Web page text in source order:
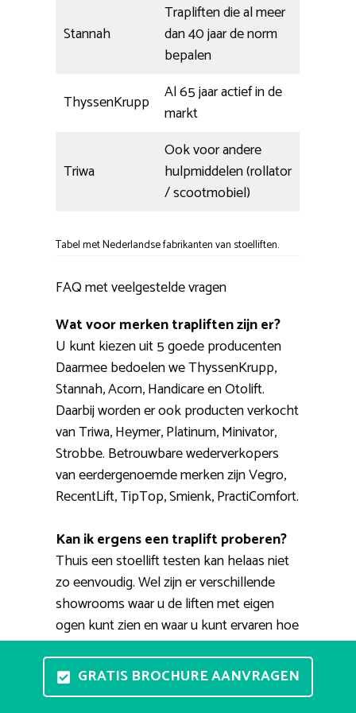
Stannah
Trapliften die al meer
dan 40 jaar de norm
bepalen
ThyssenKrupp
Al 65 jaar actief in de
markt
Triwa
Ook voor andere
hulpmiddelen (rollator
/ scootmobiel)
Tabel met Nederlandse fabrikanten van stoelliften.
FAQ met veelgestelde vragen
Wat voor merken trapliften zijn er?
U kunt kiezen uit 5 goede producenten
Daarmee bedoelen we ThyssenKrupp,
Stannah, Acorn, Handicare en Otolift.
Daarbij worden er ook producten verkocht
van Triwa, Heymer, Platinum, Minivator,
Strobbe. Betrouwbare wederverkopers
van eerdergenoemde merken zijn Vegro,
RecentLift, TipTop, Smienk, PractiComfort.
Kan ik ergens een traplift proberen?
Thuis een stoellift testen kan helaas niet
zo eenvoudig. Wel zijn er verschillende
showrooms waar u de liften met eigen
ogen kunt zien en waar u kunt ervaren hoe
het nu precies werkt. Een ervaren adviseur
zal u helpen bij het kopen van een fijne
huislift. Daarnaast bestaat de mogelijkheid
GRATIS BROCHURE AANVRAGEN